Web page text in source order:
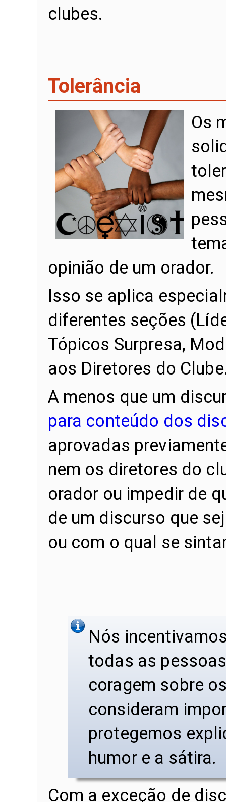
clubes.
Tolerância
Os
opinião de um orador.
Isso se aplica
diferentes seções
Tópicos Surpresa,
aos Diretores do
A menos que um
para conteúdo dos
aprovadas
nem os diretores do
orador ou impedir de
de um discurso que
ou com o qual se
Nós
todas as
coragem sobre
consideram
protegemos
humor e a sátira.
Com a exceção de